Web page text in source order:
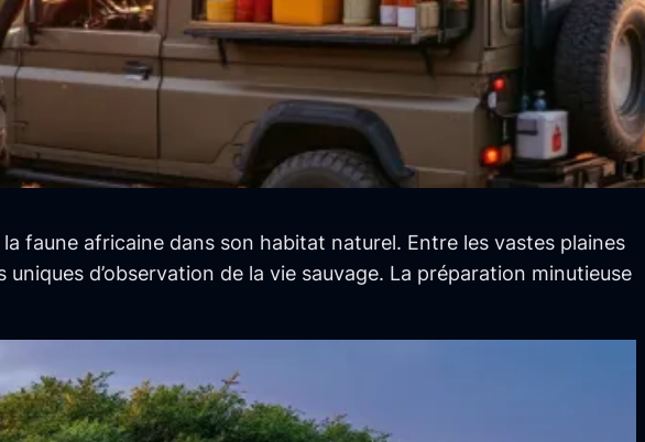
faune africaine dans son habitat naturel. Entre les vastes plaines
d’observation de la vie sauvage. La préparation minutieuse